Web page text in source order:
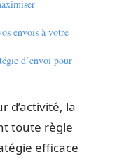
envois à votre
d’envoi pour
d’activité, la
toute règle
efficace